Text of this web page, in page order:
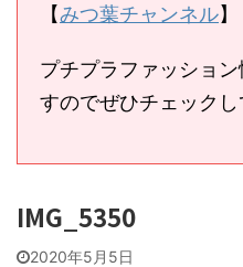
【みつ葉チャンネル】
プチプラファッショ
すのでぜひチェック
IMG_5350
2020年5月5日